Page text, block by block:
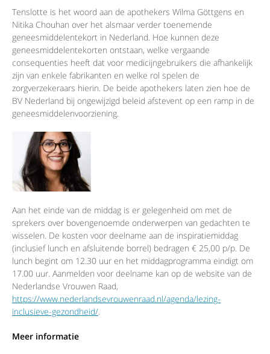
Tenslotte is het woord aan de apothekers Wilma Göttgens en
Nitika Chouhan over het alsmaar verder toenemende
geneesmiddelentekort in Nederland. Hoe kunnen deze
geneesmiddelentekorten ontstaan, welke vergaande
consequenties heeft dat voor medicijngebruikers die afhankelijk
zijn van enkele fabrikanten en welke rol spelen de
zorgverzekeraars hierin. De beide apothekers laten zien hoe de
BV Nederland bij ongewijzigd beleid afstevent op een ramp in de
geneesmiddelenvoorziening.
Aan het einde van de middag is er gelegenheid om met de
sprekers over bovengenoemde onderwerpen van gedachten te
wisselen. De kosten voor deelname aan de inspiratiemiddag
(inclusief lunch en afsluitende borrel) bedragen € 25,00 p/p. De
lunch begint om 12.30 uur en het middagprogramma eindigt om
17.00 uur. Aanmelden voor deelname kan op de website van de
Nederlandse Vrouwen Raad,
https://www.nederlandsevrouwenraad.nl/agenda/lezing-
inclusieve-gezondheid/
Meer informatie